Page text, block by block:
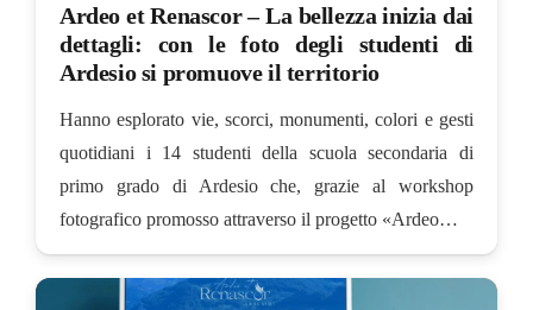
Ardeo et Renascor – La bellezza inizia dai
dettagli: con le foto degli studenti di
Ardesio si promuove il territorio
Hanno esplorato vie, scorci, monumenti, colori e gesti
quotidiani i 14 studenti della scuola secondaria di
primo grado di Ardesio che, grazie al workshop
fotografico promosso attraverso il progetto «Ardeo…